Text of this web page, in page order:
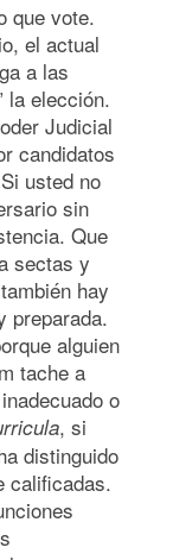
que vote.
el actual
a las
la elección.
Judicial
candidatos
usted no
sin
Que
sectas y
hay
preparada.
alguien
tache a
o
, si
distinguido
calificadas.